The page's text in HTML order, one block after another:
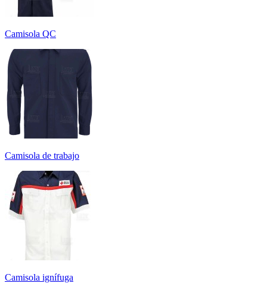
Camisola QC
Camisola de trabajo
Camisola ignífuga